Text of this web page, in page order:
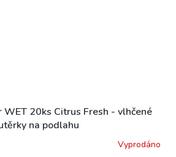
20ks Citrus Fresh - vlhčené
na podlahu
Vyprodáno